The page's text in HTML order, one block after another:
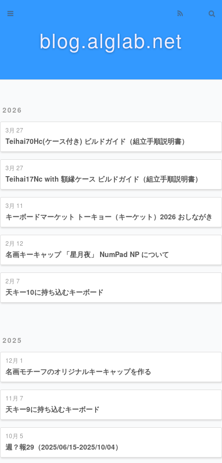
blog.alglab.net
2026
3月 27
Teihai70Hc(ケース付き) ビルドガイド（組立手順説明書）
3月 27
Teihai17Nc with 額縁ケース ビルドガイド（組立手順説明書）
3月 11
キーボードマーケット トーキョー（キーケット）2026 おしながき
2月 12
名画キーキャップ 「星月夜」 NumPad NP について
2月 7
天キー10に持ち込むキーボード
2025
12月 1
名画モチーフのオリジナルキーキャップを作る
11月 7
天キー9に持ち込むキーボード
10月 5
週？報29（2025/06/15-2025/10/04）
Home
Tags
Tag Cloud
Recents